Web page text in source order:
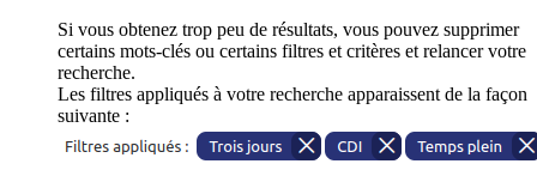
Si vous obtenez trop peu de résultats, vous pouvez supprimer
certains mots-clés ou certains filtres et critères et relancer votre
recherche.
Les filtres appliqués à votre recherche apparaissent de la façon
suivante :